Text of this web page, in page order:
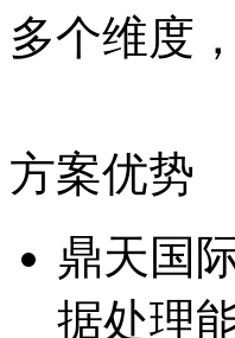
多个维度
方案优势
鼎天国
据处理